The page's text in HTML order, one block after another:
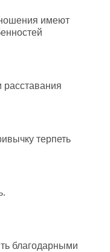
имеют
терпеть
благодарными